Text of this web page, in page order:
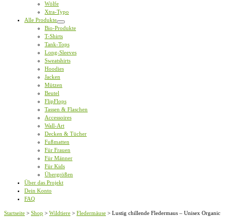
Wölfe
Xtra-Typo
Alle Produkte
Bio-Produkte
T-Shirts
Tank-Tops
Long-Sleeves
Sweatshirts
Hoodies
Jacken
Mützen
Beutel
FlipFlops
Tassen & Flaschen
Accessoires
Wall-Art
Decken & Tücher
Fußmatten
Für Frauen
Für Männer
Für Kids
Übergrößen
Über das Projekt
Dein Konto
FAQ
Startseite > Shop > Wildtiere > Fledermäuse > Lustig chillende Fledermaus – Unisex Organic